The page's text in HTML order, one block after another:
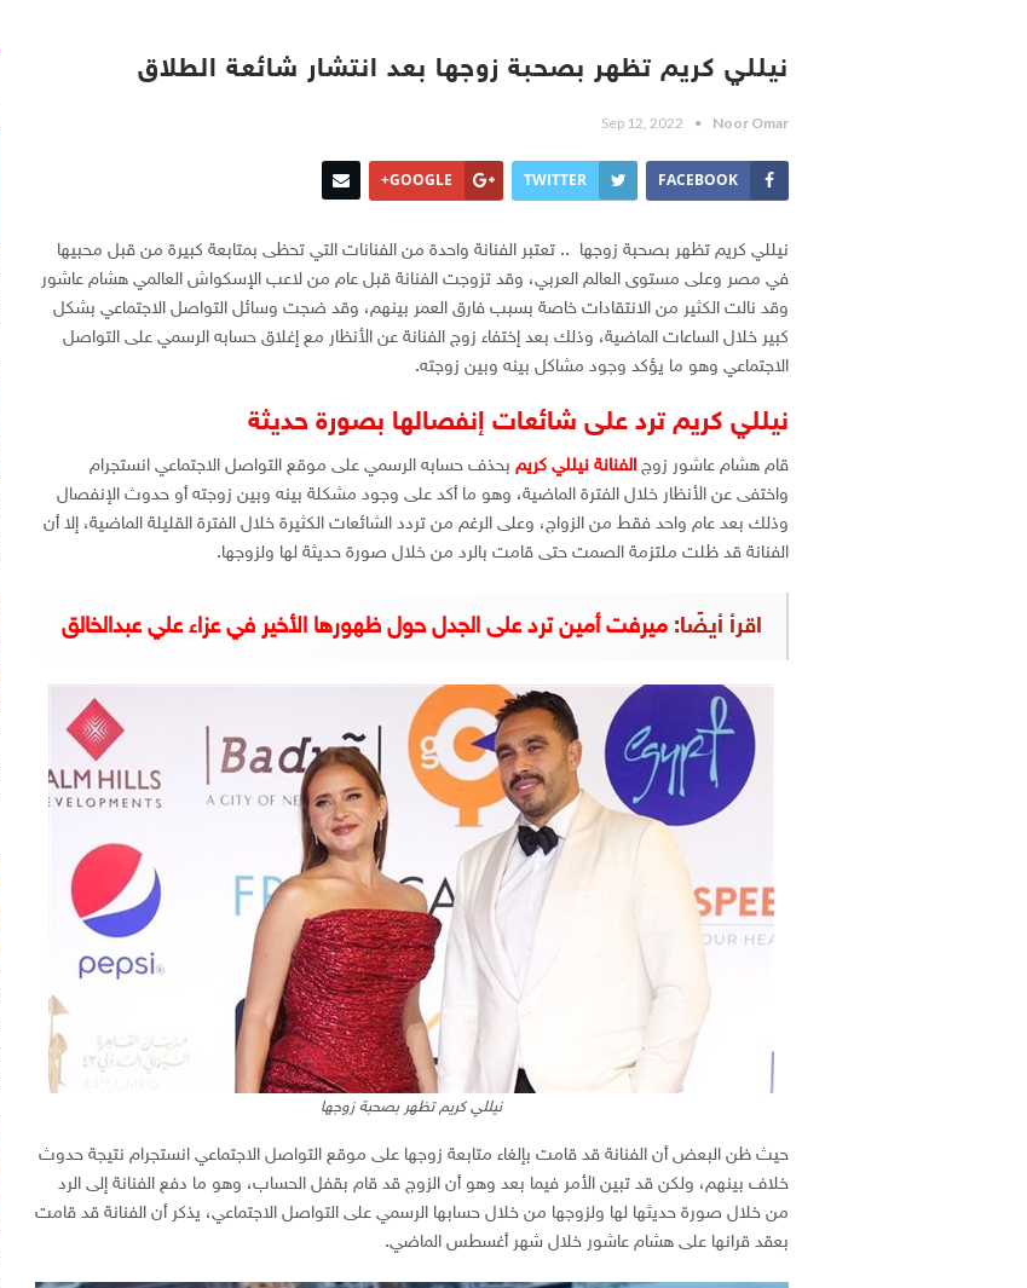
نيللي كريم تظهر بصحبة زوجها بعد انتشار شائعة الطلاق
Noor Omar
Sep 12, 2022
FACEBOOK
TWITTER
GOOGLE+
نيللي كريم تظهر بصحبة زوجها .. تعتبر الفنانة واحدة من الفنانات التي تحظى بمتابعة كبيرة من قبل محبيها
في مصر وعلى مستوى العالم العربي، وقد تزوجت الفنانة قبل عام من لاعب الإسكواش العالمي هشام عاشور
وقد نالت الكثير من الانتقادات خاصة بسبب فارق العمر بينهم، وقد ضجت وسائل التواصل الاجتماعي بشكل
كبير خلال الساعات الماضية، وذلك بعد إختفاء زوج الفنانة عن الأنظار مع إغلاق حسابه الرسمي على التواصل
الاجتماعي وهو ما يؤكد وجود مشاكل بينه وبين زوجته.
نيللي كريم ترد على شائعات إنفصالها بصورة حديثة
قام هشام عاشور زوج الفنانة نيللي كريم بحذف حسابه الرسمي على موقع التواصل الاجتماعي انستجرام
واختفى عن الأنظار خلال الفترة الماضية، وهو ما أكد على وجود مشكلة بينه وبين زوجته أو حدوث الإنفصال
وذلك بعد عام واحد فقط من الزواج، وعلى الرغم من تردد الشائعات الكثيرة خلال الفترة القليلة الماضية، إلا أن
الفنانة قد ظلت ملتزمة الصمت حتى قامت بالرد من خلال صورة حديثة لها ولزوجها.
اقرأ أيضًا: ميرفت أمين ترد على الجدل حول ظهورها الأخير في عزاء علي عبدالخالق
نيللي كريم تظهر بصحبة زوجها
حيث ظن البعض أن الفنانة قد قامت بإلغاء متابعة زوجها على موقع التواصل الاجتماعي انستجرام نتيجة حدوث
خلاف بينهم، ولكن قد تبين الأمر فيما بعد وهو أن الزوج قد قام بقفل الحساب، وهو ما دفع الفنانة إلى الرد
من خلال صورة حديثها لها ولزوجها من خلال حسابها الرسمي على التواصل الاجتماعي، يذكر أن الفنانة قد قامت
بعقد قرانها على هشام عاشور خلال شهر أغسطس الماضي.